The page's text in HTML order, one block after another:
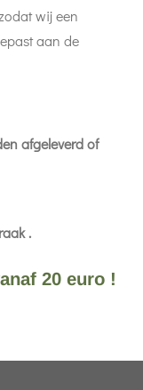
wij een
aan de
afgeleverd of
.
.
20 euro !